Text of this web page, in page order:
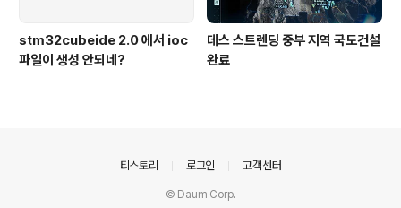
stm32cubeide 2.0 에서 ioc
파일이 생성 안되네?
데스 스트렌딩 중부 지역 국도건설
완료
티스토리 로그인 고객센터
© Daum Corp.